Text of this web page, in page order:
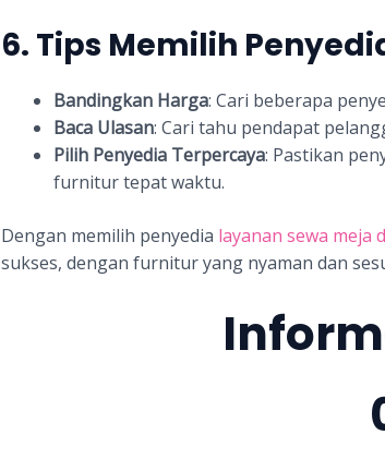
6. Tips Memilih
Bandingkan Harga: Cari beberapa
Baca Ulasan: Cari tahu pendapat
Pilih Penyedia Terpercaya: Pastikan
furnitur tepat waktu.
Dengan memilih penyedia layanan sewa meja
sukses, dengan furnitur yang nyaman dan